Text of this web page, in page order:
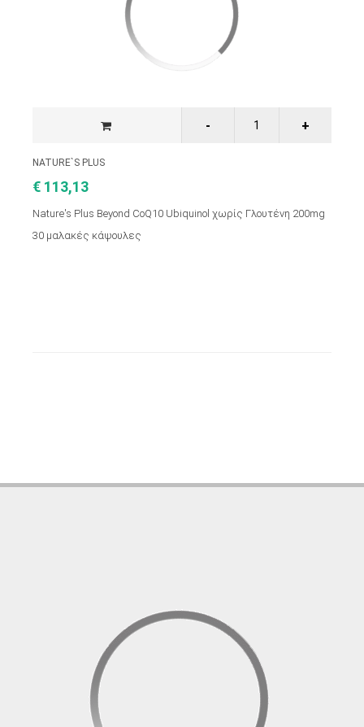
NATURE`S PLUS
€ 113,13
Nature's Plus Beyond CoQ10 Ubiquinol χωρίς Γλουτένη 200mg
30 μαλακές κάψουλες